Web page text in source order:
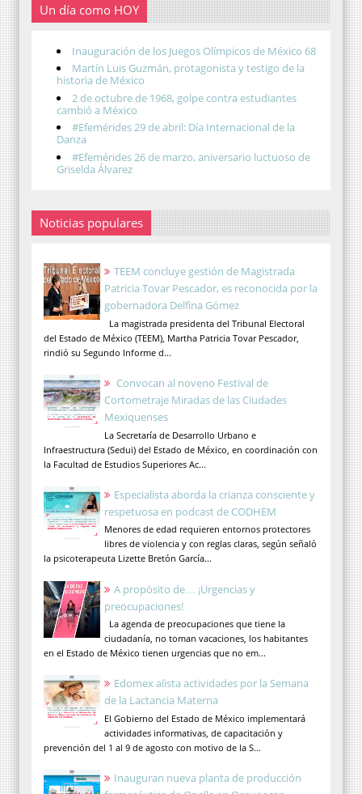
Un día como HOY
Inauguración de los Juegos Olímpicos de México 68
Martín Luis Guzmán, protagonista y testigo de la
historia de México
2 de octubre de 1968, golpe contra estudiantes
cambió a México
#Efemérides 29 de abril: Día Internacional de la
Danza
#Efemérides 26 de marzo, aniversario luctuoso de
Griselda Álvarez
Noticias populares
TEEM concluye gestión de Magistrada
Patricia Tovar Pescador, es reconocida por la
gobernadora Delfina Gómez
La magistrada presidenta del Tribunal Electoral
del Estado de México (TEEM), Martha Patricia Tovar Pescador,
rindió su Segundo Informe d...
Convocan al noveno Festival de
Cortometraje Miradas de las Ciudades
Mexiquenses
La Secretaría de Desarrollo Urbano e
Infraestructura (Sedui) del Estado de México, en coordinación con
la Facultad de Estudios Superiores Ac...
Especialista aborda la crianza consciente y
respetuosa en podcast de CODHEM
Menores de edad requieren entornos protectores
libres de violencia y con reglas claras, según señaló
la psicoterapeuta Lizette Bretón García...
A propósito de… ¡Urgencias y
preocupaciones!
La agenda de preocupaciones que tiene la
ciudadanía, no toman vacaciones, los habitantes
en el Estado de México tienen urgencias que no em...
Edomex alista actividades por la Semana
de la Lactancia Materna
El Gobierno del Estado de México implementará
actividades informativas, de capacitación y
prevención del 1 al 9 de agosto con motivo de la S...
Inauguran nueva planta de producción